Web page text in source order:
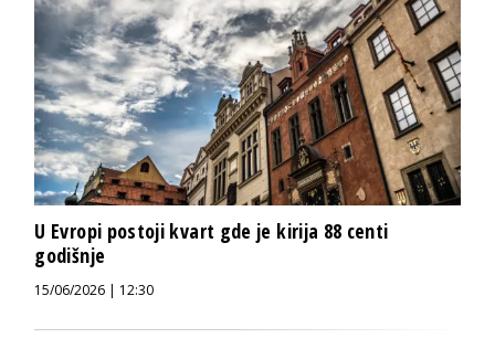
U Evropi postoji kvart gde je kirija 88 centi
godišnje
15/06/2026 | 12:30